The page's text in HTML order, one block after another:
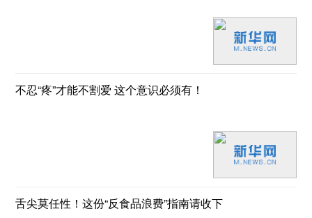
不忍“疼”才能不割爱 这个意识必须有！
舌尖莫任性！这份“反食品浪费”指南请收下